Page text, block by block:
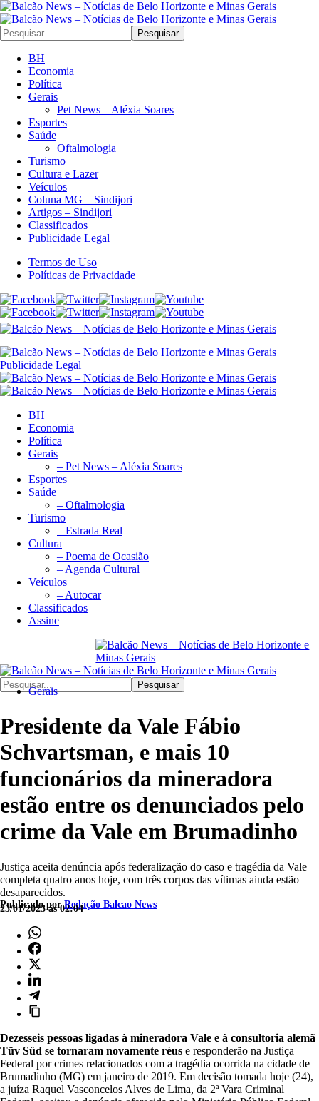
Pesquisar
BH
Economia
Política
Gerais
Pet News – Aléxia Soares
Esportes
Saúde
Oftalmologia
Turismo
Cultura e Lazer
Veículos
Coluna MG – Sindijori
Artigos – Sindijori
Classificados
Publicidade Legal
Termos de Uso
Políticas de Privacidade
Publicidade Legal
BH
Economia
Política
Gerais
– Pet News – Aléxia Soares
Esportes
Saúde
– Oftalmologia
Turismo
– Estrada Real
Cultura
– Poema de Ocasião
– Agenda Cultural
Veículos
– Autocar
Classificados
Assine
Pesquisar
Gerais
Presidente da Vale Fábio
Schvartsman, e mais 10
funcionários da mineradora
estão entre os denunciados pelo
crime da Vale em Brumadinho
Justiça aceita denúncia após federalização do caso e tragédia da Vale
completa quatro anos hoje, com três corpos das vítimas ainda estão
desaparecidos.
Publicado porRedação Balcao News
25/01/2023 às 02:04
Dezesseis pessoas ligadas à mineradora Vale e à consultoria alemã
Tüv Süd se tornaram novamente réus e responderão na Justiça
Federal por crimes relacionados com a tragédia ocorrida na cidade de
Brumadinho (MG) em janeiro de 2019. Em decisão tomada hoje (24),
a juíza Raquel Vasconcelos Alves de Lima, da 2ª Vara Criminal